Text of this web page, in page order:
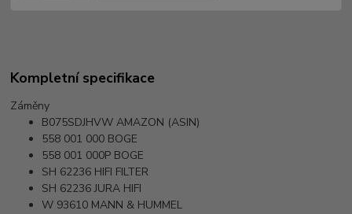
Kompletní specifikace
Záměny
B075SDJHVW AMAZON (ASIN)
558 001 000 BOGE
558 001 000P BOGE
SH 62236 HIFI FILTER
SH 62236 JURA HIFI
W 93610 MANN & HUMMEL